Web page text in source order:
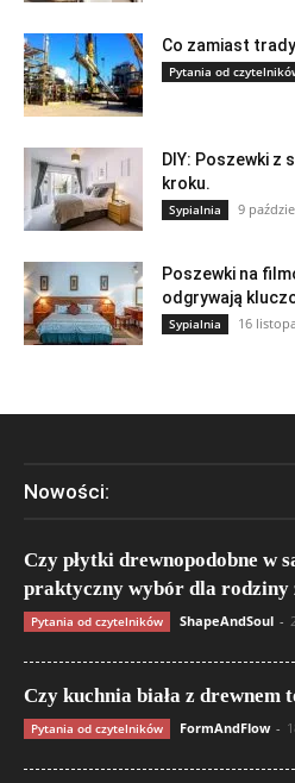
Co zamiast
Pytania od
DIY: Poszewki z
kroku.
Sypialnia 9
Poszewki na
odgrywają
Sypialnia 16
Nowości:
Czy płytki drewnopodobne w
praktyczny wybór dla rodziny
Pytania od czytelników ShapeAndSoul -
Czy kuchnia biała z drewnem
Pytania od czytelników FormAndFlow -